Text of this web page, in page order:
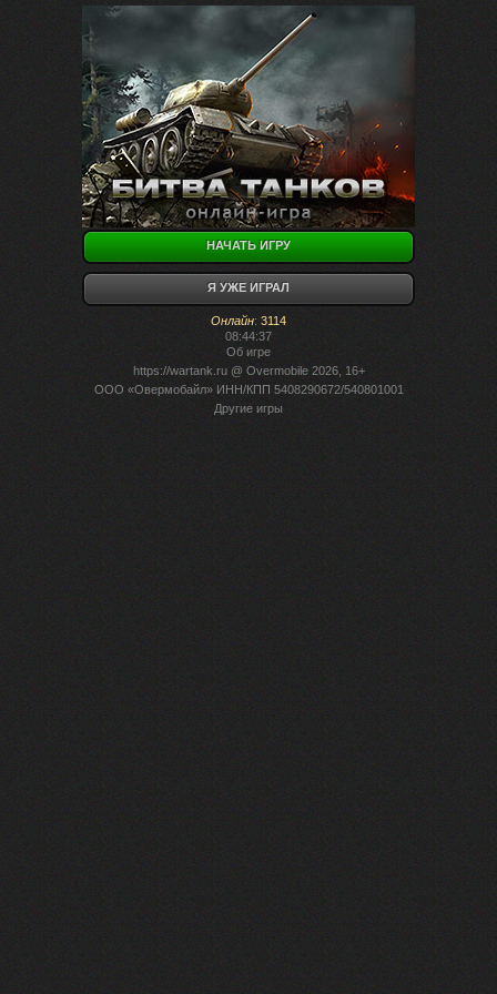
НАЧАТЬ ИГРУ
Я УЖЕ ИГРАЛ
Онлайн: 3114
08:44:37
Об игре
https://wartank.ru@ Overmobile 2026, 16+
ООО «Овермобайл» ИНН/КПП 5408290672/540801001
Другие игры